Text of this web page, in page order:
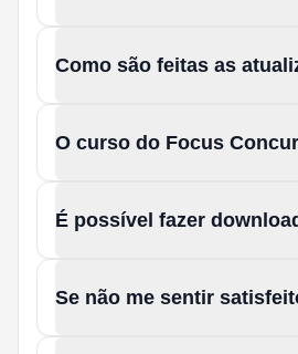
Como são feitas as
O curso do Focus
É possível fazer
Se não me sentir